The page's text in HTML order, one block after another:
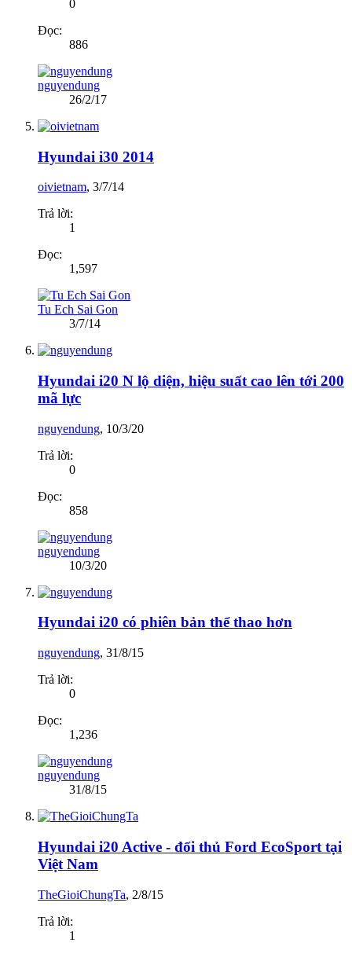
0
Đọc:
886
nguyendung
26/2/17
Hyundai i30 2014
oivietnam, 3/7/14
Trả lời:
1
Đọc:
1,597
Tu Ech Sai Gon
3/7/14
Hyundai i20 N lộ diện, hiệu suất cao lên tới 200
mã lực
nguyendung, 10/3/20
Trả lời:
0
Đọc:
858
nguyendung
10/3/20
Hyundai i20 có phiên bản thể thao hơn
nguyendung, 31/8/15
Trả lời:
0
Đọc:
1,236
nguyendung
31/8/15
Hyundai i20 Active - đối thủ Ford EcoSport tại
Việt Nam
TheGioiChungTa, 2/8/15
Trả lời:
1